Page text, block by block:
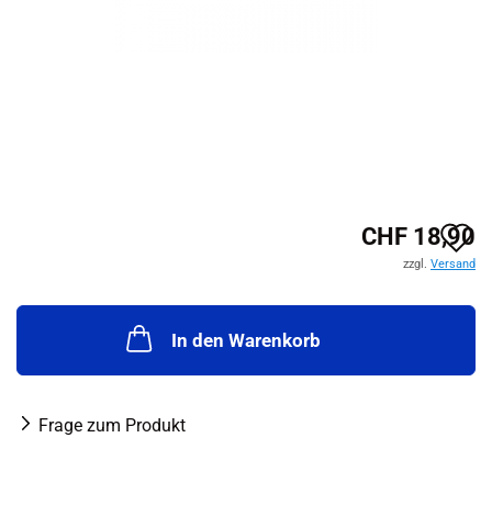
CHF 18,90
zzgl. Versand
In den Warenkorb
Frage zum Produkt